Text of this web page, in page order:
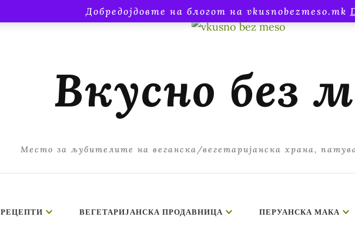
Добредојдовте на блогот на vkusnobezmeso.mk
Вкусно без
Место за љубителите на веганска/вегетаријанска храна,
РЕЦЕПТИ ВЕГЕТАРИЈАНСКА ПРОДАВНИЦА ПЕРУАНСКА МАКА